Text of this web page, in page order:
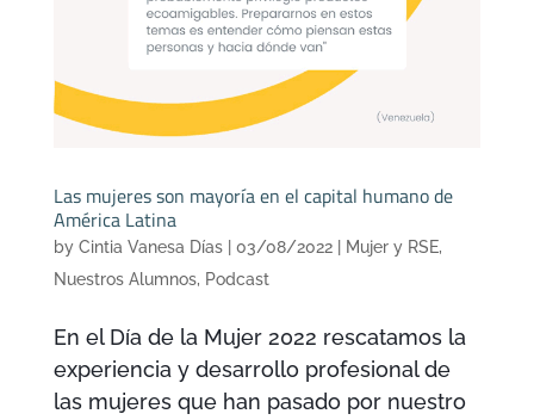
Las mujeres son mayoría en el capital humano de
América Latina
by Cintia Vanesa Días| 03/08/2022| Mujer y RSE,
Nuestros Alumnos, Podcast
En el Día de la Mujer 2022 rescatamos la
experiencia y desarrollo profesional de
las mujeres que han pasado por nuestro